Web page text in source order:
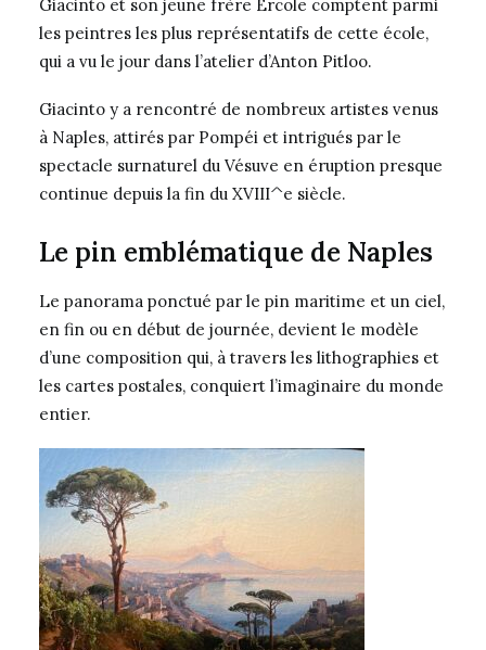
Giacinto et son jeune frère Ercole comptent parmi
les peintres les plus représentatifs de cette école,
qui a vu le jour dans l’atelier d’Anton Pitloo.
Giacinto y a rencontré de nombreux artistes venus
à Naples, attirés par Pompéi et intrigués par le
spectacle surnaturel du Vésuve en éruption presque
continue depuis la fin du XVIII^e siècle.
Le pin emblématique de Naples
Le panorama ponctué par le pin maritime et un ciel,
en fin ou en début de journée, devient le modèle
d’une composition qui, à travers les lithographies et
les cartes postales, conquiert l’imaginaire du monde
entier.